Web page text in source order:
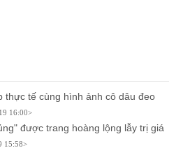
thực tế cùng hình ảnh cô dâu đeo
16:00>
được trang hoàng lộng lẫy trị giá
15:58>